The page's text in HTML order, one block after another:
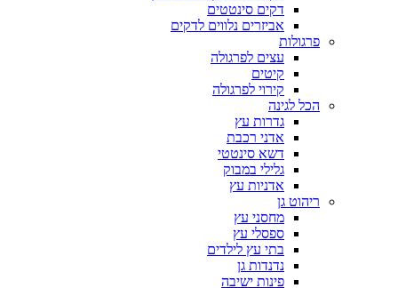
דקים סינטטים
אביזרים נלווים לדקים
פרגולות
עצים לפרגולה
קיטים
קירוי לפרגולה
הכל לגינה
גדרות עץ
אדני רכבת
דשא סינטטי
גלילי במבוק
אדניות עץ
ריהוט גן
מחסני עץ
ספסלי עץ
בתי עץ לילדים
נדנדות גן
פינות ישיבה